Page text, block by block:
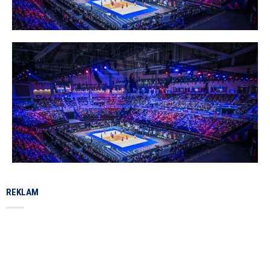
REKLAM